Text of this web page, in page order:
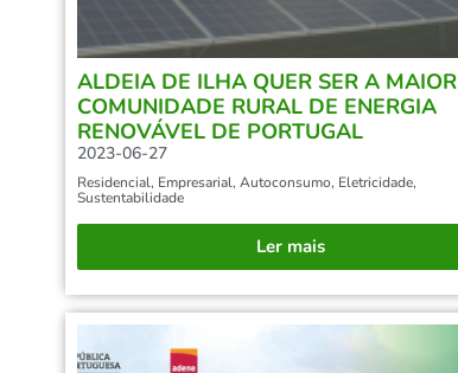
ALDEIA DE ILHA QUER SER A MAIOR
COMUNIDADE RURAL DE ENERGIA
RENOVÁVEL DE PORTUGAL
2023-06-27
Residencial, Empresarial, Autoconsumo, Eletricidade,
Sustentabilidade
Ler mais